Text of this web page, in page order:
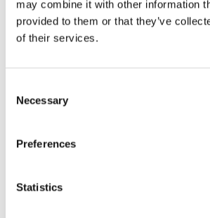
may combine it with other information
provided to them or that they’ve
of their services.
Selection
Necessary
Preferences
Statistics
Patentes
Visualizações técnicas